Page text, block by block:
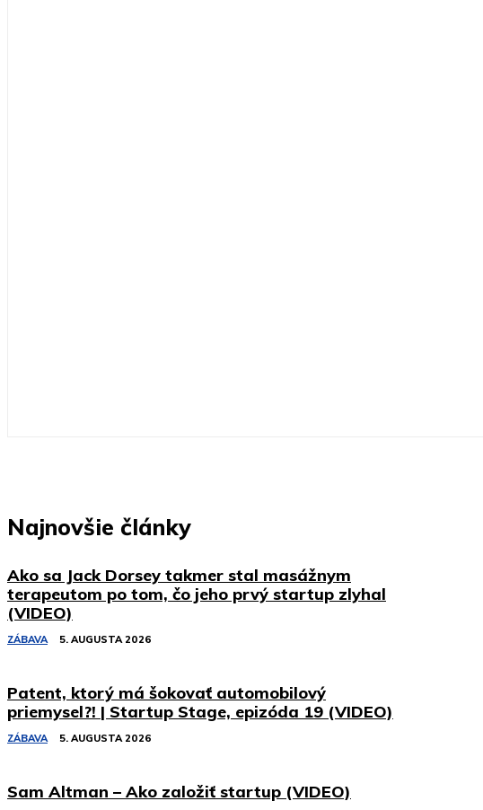
Najnovšie články
Ako sa Jack Dorsey takmer stal masážnym
terapeutom po tom, čo jeho prvý startup zlyhal
(VIDEO)
ZÁBAVA 5. AUGUSTA 2026
Patent, ktorý má šokovať automobilový
priemysel?! | Startup Stage, epizóda 19 (VIDEO)
ZÁBAVA 5. AUGUSTA 2026
Sam Altman – Ako založiť startup (VIDEO)